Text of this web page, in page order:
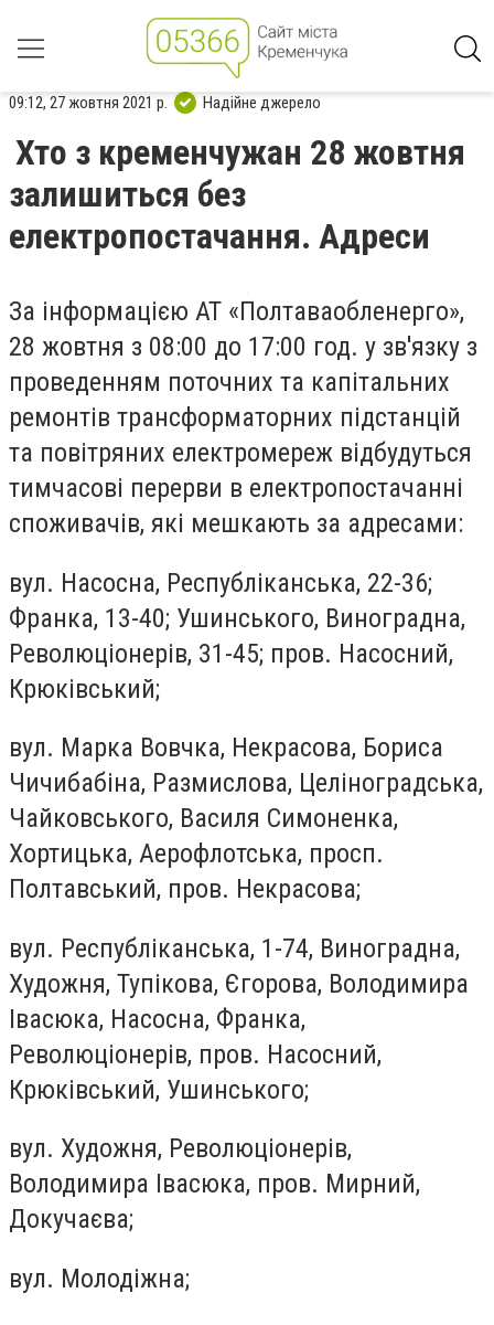
09:12, 27 жовтня 2021 р. Надійне джерело
Хто з кременчужан 28 жовтня
залишиться без
електропостачання. Адреси
За інформацією АТ «Полтаваобленерго»,
28 жовтня з 08:00 до 17:00 год. у зв'язку з
проведенням поточних та капітальних
ремонтів трансформаторних підстанцій
та повітряних електромереж відбудуться
тимчасові перерви в електропостачанні
споживачів, які мешкають за адресами:
вул. Насосна, Республіканська, 22-36;
Франка, 13-40; Ушинського, Виноградна,
Революціонерів, 31-45; пров. Насосний,
Крюківський;
вул. Марка Вовчка, Некрасова, Бориса
Чичибабіна, Размислова, Целіноградська,
Чайковського, Василя Симоненка,
Хортицька, Аерофлотська, просп.
Полтавський, пров. Некрасова;
вул. Республіканська, 1-74, Виноградна,
Художня, Тупікова, Єгорова, Володимира
Івасюка, Насосна, Франка,
Революціонерів, пров. Насосний,
Крюківський, Ушинського;
вул. Художня, Революціонерів,
Володимира Івасюка, пров. Мирний,
Докучаєва;
вул. Молодіжна;